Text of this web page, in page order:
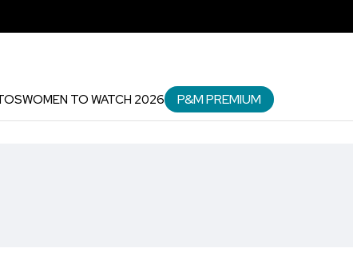
WOMEN TO WATCH 2026 P&M PREMIUM